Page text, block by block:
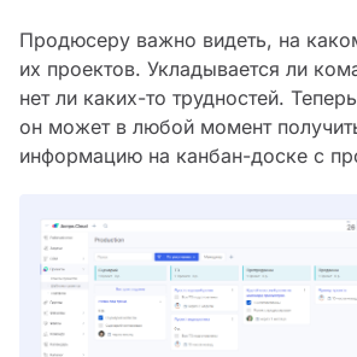
Продюсеру важно видеть, на
их проектов. Укладывается ли
нет ли каких-то трудностей.
он может в любой момент
информацию на канбан-доске с